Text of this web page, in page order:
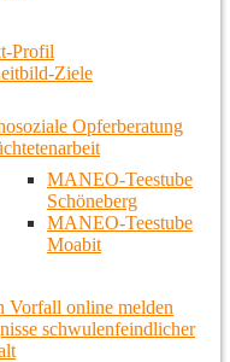
Profil
Ziele
Opferberatung
MANEO-Teestube
Schöneberg
MANEO-Teestube
Moabit
Vorfall online melden
schwulenfeindlicher